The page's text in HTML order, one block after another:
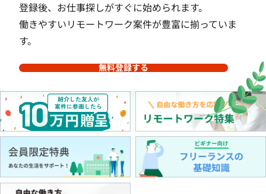
登録後、お仕事探しがすぐに始められます。
働きやすいリモートワーク案件が豊富に揃っていま
す。
無料登録する